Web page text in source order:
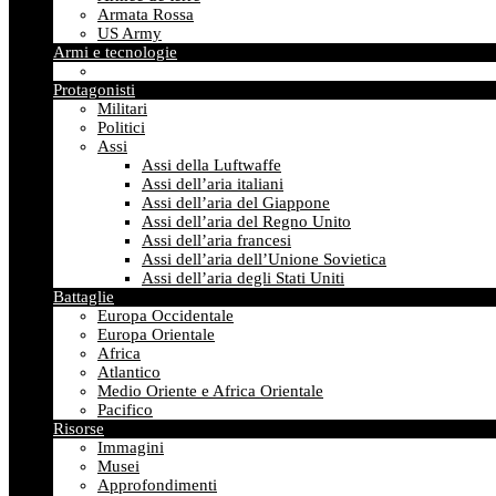
Armata Rossa
US Army
Armi e tecnologie
Protagonisti
Militari
Politici
Assi
Assi della Luftwaffe
Assi dell’aria italiani
Assi dell’aria del Giappone
Assi dell’aria del Regno Unito
Assi dell’aria francesi
Assi dell’aria dell’Unione Sovietica
Assi dell’aria degli Stati Uniti
Battaglie
Europa Occidentale
Europa Orientale
Africa
Atlantico
Medio Oriente e Africa Orientale
Pacifico
Risorse
Immagini
Musei
Approfondimenti